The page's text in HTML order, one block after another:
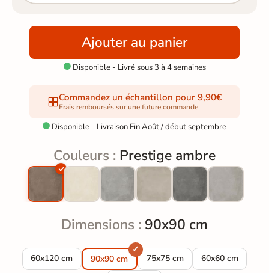
Ajouter au panier
Disponible - Livré sous 3 à 4 semaines
Commandez un échantillon pour 9,90€
Frais remboursés sur une future commande
 Disponible - Livraison Fin Août / début septembre
Couleurs : Prestige ambre
Dimensions : 90x90 cm
60x120 cm
Carrelage sol moderne Prestige ambre 60*120 cm
90x90 cm 75x75 cm
Carrelage sol moderne
60x60 cm
Carrelage sol